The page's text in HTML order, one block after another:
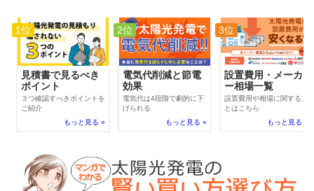
1位
見積書で見るべき
ポイント
３つ確認すべきポイントを
ご紹介
もっと見る »
2位
電気代削減と節電
効果
電気代は4段階で劇的に下
げられる
もっと見る »
3位
設置費用・メーカ
ー相場一覧
設置費用や相場に関するこ
とはこちら
もっと見る »